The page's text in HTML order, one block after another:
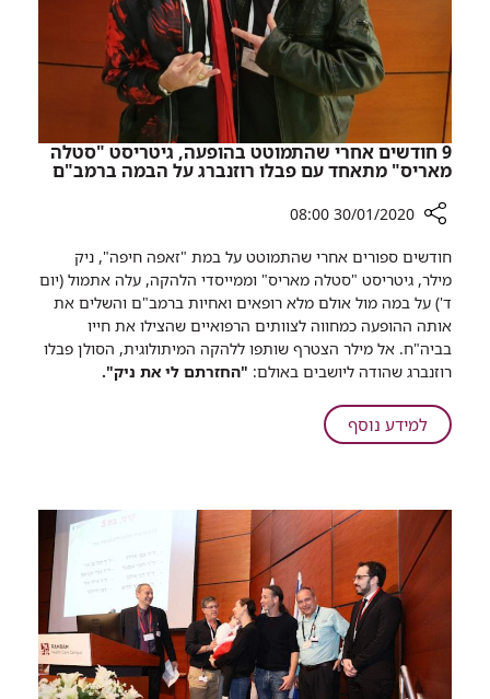
9 חודשים אחרי שהתמוטט בהופעה, גיטריסט "סטלה
מאריס" מתאחד עם פבלו רוזנברג על הבמה ברמב"ם
שיתוף
9
חודשים
אחרי
שהתמוטט
בהופעה,
גיטריסט
"סטלה
מאריס"
פבלו
רוזנברג
ברמב"ם
30/01/2020 08:00
חודשים ספורים אחרי שהתמוטט על במת "זאפה חיפה", ניק
מילר, גיטריסט "סטלה מאריס" וממייסדי הלהקה, עלה אתמול (יום
ד') על במה מול אולם מלא רופאים ואחיות ברמב"ם והשלים את
אותה ההופעה כמחווה לצוותים הרפואיים שהצילו את חייו
בביה"ח. אל מילר הצטרף שותפו ללהקה המיתולוגית, הסולן פבלו
רוזנברג שהודה ליושבים באולם: "החזרתם לי את ניק".
למידע נוסףעל
9
שהתמוטט
בהופעה,
גיטריסט
"סטלה
מאריס"
מתאחד
עם